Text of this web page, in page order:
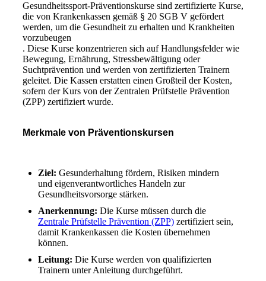
Gesundheitssport-Präventionskurse sind zertifizierte Kurse,
die von Krankenkassen gemäß § 20 SGB V gefördert
werden, um die Gesundheit zu erhalten und Krankheiten
vorzubeugen
. Diese Kurse konzentrieren sich auf Handlungsfelder wie
Bewegung, Ernährung, Stressbewältigung oder
Suchtprävention und werden von zertifizierten Trainern
geleitet. Die Kassen erstatten einen Großteil der Kosten,
sofern der Kurs von der Zentralen Prüfstelle Prävention
(ZPP) zertifiziert wurde.
Merkmale von Präventionskursen
Ziel: Gesunderhaltung fördern, Risiken mindern
und eigenverantwortliches Handeln zur
Gesundheitsvorsorge stärken.
Anerkennung: Die Kurse müssen durch die
Zentrale Prüfstelle Prävention (ZPP)zertifiziert sein,
damit Krankenkassen die Kosten übernehmen
können.
Leitung: Die Kurse werden von qualifizierten
Trainern unter Anleitung durchgeführt.